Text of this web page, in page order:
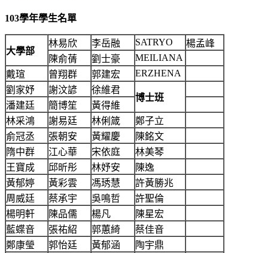
103學年學生名單
大學部
林易欣 李岳融 SATRYO
楊孟峰
陳俞蒨
劉士豪
MEILIANA
戴瑄
曾翔群 郭建宏
ERZHENA
劉家妤
謝汶諺 徐維君
博士班
潘建廷 簡博笙
黃得維
林采鴻
謝易廷 林俐箴
鄭子立
俞冠丞
張朝安 黃耀慶
陳銘文
隋中群
江心華 宋依庭
林美琴
王寶成
邱昕彤 林妤安
陳逸
黃郁婷
黃彩雲 馮琇慧
許黃勝兆
周威廷
蔡承宇 吳鳴哲
許聖倫
楊明軒
陳品儒 楊凡
陳星宏
藍蝶音
張祐紹 郭蕙綺
蔡佳音
鄭康瑩
郭怡廷 黃郁涵 陶宇鼎